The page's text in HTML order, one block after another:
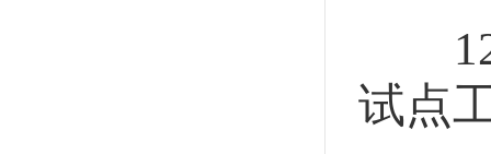
12
试点